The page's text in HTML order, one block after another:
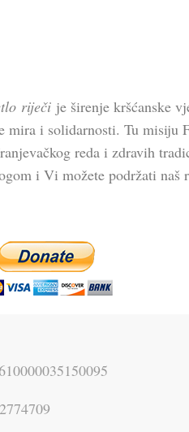
riječi je širenje kršćanske
mira i solidarnosti. Tu misiju
reda i zdravih
i Vi možete podržati naš